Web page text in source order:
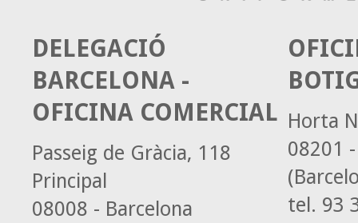
Horta
08201
tel. 93
DELEGACIÓ
BARCELONA -
OFICINA COMERCIAL
Passeig de Gràcia, 118
Principal
08008 - Barcelona